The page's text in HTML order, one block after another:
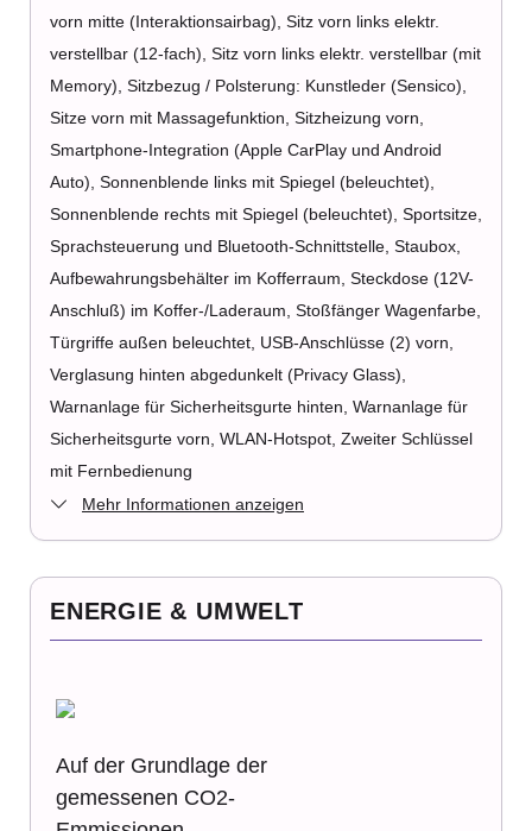
vorn mitte (Interaktionsairbag), Sitz vorn links elektr.
verstellbar (12-fach), Sitz vorn links elektr. verstellbar (mit
Memory), Sitzbezug / Polsterung: Kunstleder (Sensico),
Sitze vorn mit Massagefunktion, Sitzheizung vorn,
Smartphone-Integration (Apple CarPlay und Android
Auto), Sonnenblende links mit Spiegel (beleuchtet),
Sonnenblende rechts mit Spiegel (beleuchtet), Sportsitze,
Sprachsteuerung und Bluetooth-Schnittstelle, Staubox,
Aufbewahrungsbehälter im Kofferraum, Steckdose (12V-
Anschluß) im Koffer-/Laderaum, Stoßfänger Wagenfarbe,
Türgriffe außen beleuchtet, USB-Anschlüsse (2) vorn,
Verglasung hinten abgedunkelt (Privacy Glass),
Warnanlage für Sicherheitsgurte hinten, Warnanlage für
Sicherheitsgurte vorn, WLAN-Hotspot, Zweiter Schlüssel
mit Fernbedienung
Mehr Informationen anzeigen
ENERGIE & UMWELT
Auf der Grundlage der
gemessenen CO2-